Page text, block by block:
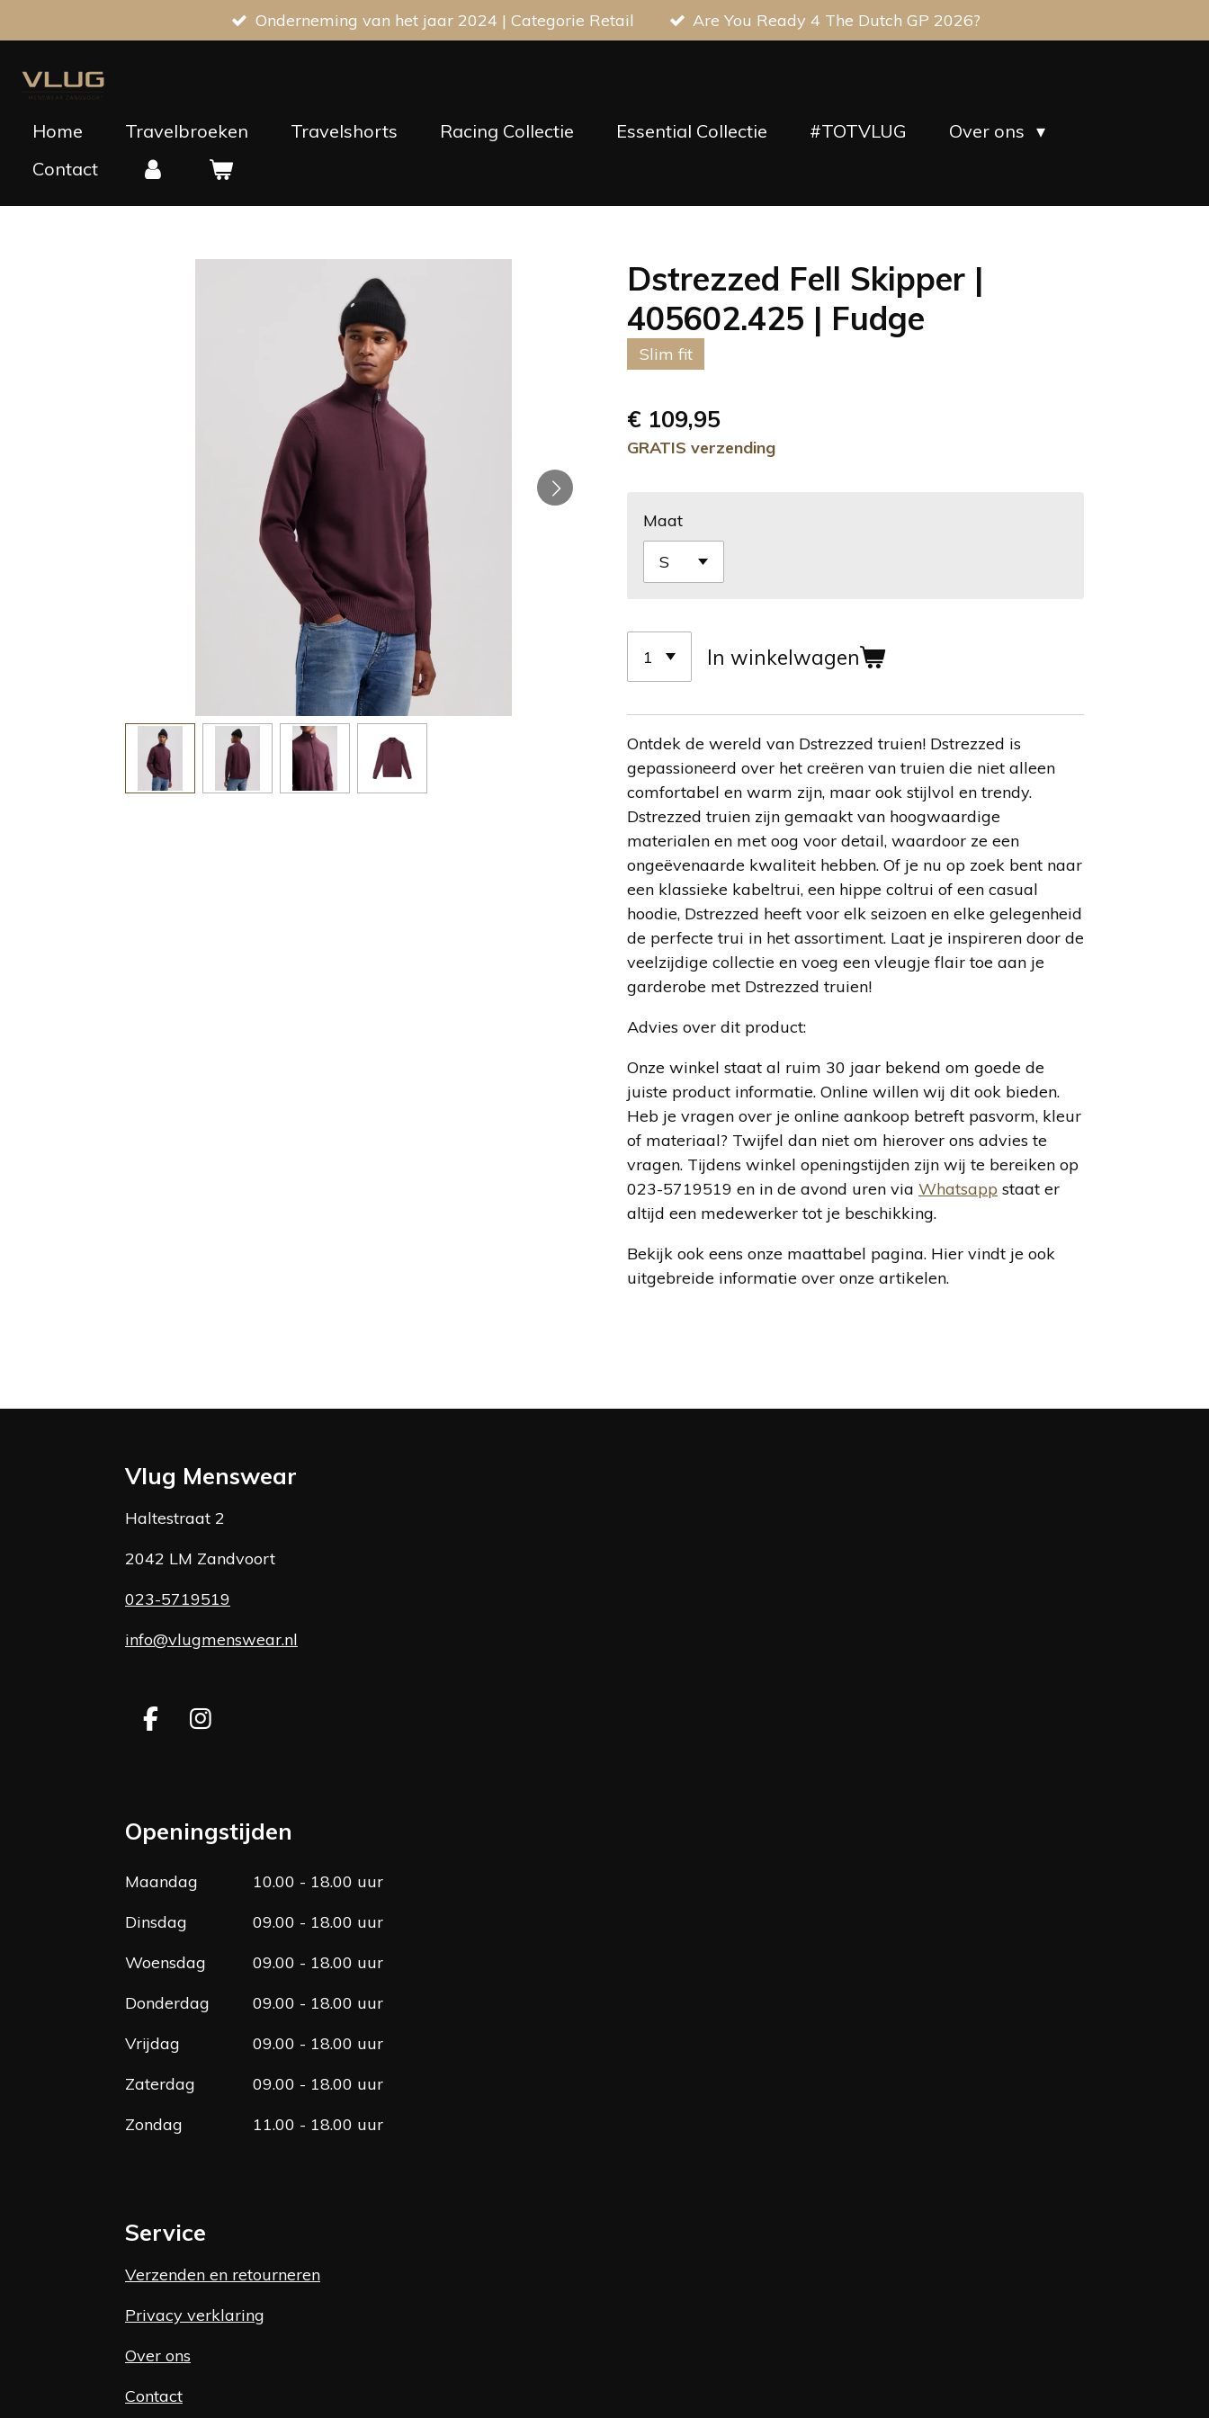
direct
naar
Onderneming van het jaar 2024 | Categorie Retail Are You Ready 4 The Dutch GP 2026?
Home Travelbroeken Travelshorts Racing Collectie Essential Collectie #TOTVLUG
Over ons
Contact
Dstrezzed Fell Skipper |
405602.425 | Fudge
Slim fit
€ 109,95
GRATIS verzending
Maat
In winkelwagen
Ontdek de wereld van Dstrezzed truien! Dstrezzed is
gepassioneerd over het creëren van truien die niet alleen
comfortabel en warm zijn, maar ook stijlvol en trendy.
Dstrezzed truien zijn gemaakt van hoogwaardige
materialen en met oog voor detail, waardoor ze een
ongeëvenaarde kwaliteit hebben. Of je nu op zoek bent naar
een klassieke kabeltrui, een hippe coltrui of een casual
hoodie, Dstrezzed heeft voor elk seizoen en elke gelegenheid
de perfecte trui in het assortiment. Laat je inspireren door de
veelzijdige collectie en voeg een vleugje flair toe aan je
garderobe met Dstrezzed truien!
Advies over dit product:
Onze winkel staat al ruim 30 jaar bekend om goede de
juiste product informatie. Online willen wij dit ook bieden.
Heb je vragen over je online aankoop betreft pasvorm, kleur
of materiaal? Twijfel dan niet om hierover ons advies te
vragen. Tijdens winkel openingstijden zijn wij te bereiken op
023-5719519 en in de avond uren via Whatsapp staat er
altijd een medewerker tot je beschikking.
Bekijk ook eens onze maattabel pagina. Hier vindt je ook
uitgebreide informatie over onze artikelen.
Vlug Menswear
Haltestraat 2
2042 LM Zandvoort
023-5719519
info@vlugmenswear.nl
F
b
o
I
a
g
Openingstijden
Maandag
10.00 - 18.00 uur
Dinsdag
09.00 - 18.00 uur
Woensdag
09.00 - 18.00 uur
Donderdag
09.00 - 18.00 uur
Vrijdag
09.00 - 18.00 uur
Zaterdag
09.00 - 18.00 uur
Zondag
11.00 - 18.00 uur
Service
Verzenden en retourneren
Privacy verklaring
Over ons
Contact